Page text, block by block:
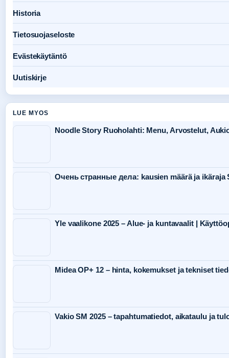
Historia
Tietosuojaseloste
Evästekäytäntö
Uutiskirje
LUE MYOS
Noodle Story Ruoholahti: Menu, Arvostelut,
Очень странные дела: kausien määrä ja ikäraja
Yle vaalikone 2025 – Alue- ja kuntavaalit |
Midea OP+ 12 – hinta, kokemukset ja tekniset
Vakio SM 2025 – tapahtumatiedot, aikataulu ja